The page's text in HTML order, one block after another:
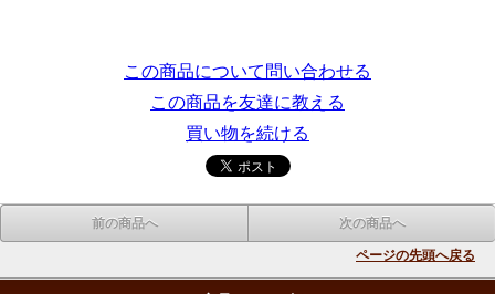
この商品について問い合わせる
この商品を友達に教える
買い物を続ける
前の商品へ 次の商品へ
ページの先頭へ戻る